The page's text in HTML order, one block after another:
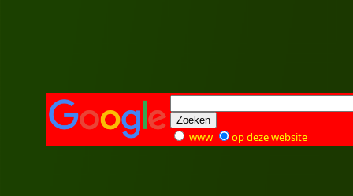
www op deze website